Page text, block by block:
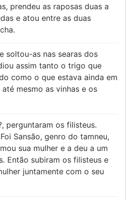
prendeu as raposas duas a
e atou entre as duas
soltou-as nas searas dos
assim tanto o trigo que
como o que estava ainda em
mesmo as vinhas e os
perguntaram os filisteus.
Sansão, genro do tamneu,
sua mulher e a deu a um
Então subiram os filisteus e
juntamente com o seu